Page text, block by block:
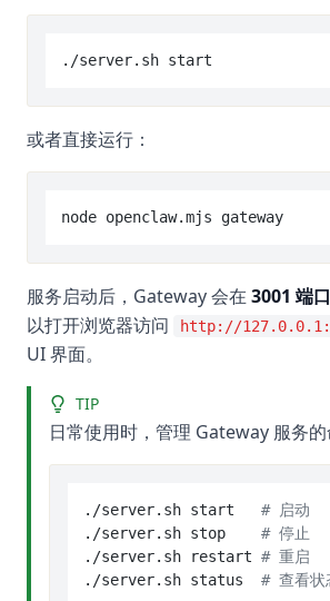
或者直接运行：
服务启动后，Gateway 会在 3001 端口
以打开浏览器访问
http://
UI 界面。
TIP
日常使用时，管理 Gateway 服务的
./server.sh start # 启动
./server.sh stop # 停止
./server.sh restart # 重启
./server.sh status # 查看状